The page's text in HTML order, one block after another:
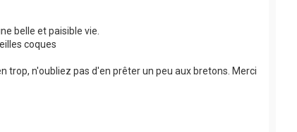
belle et paisible vie.
coques
trop, n'oubliez pas d'en prêter un peu aux bretons. Merci